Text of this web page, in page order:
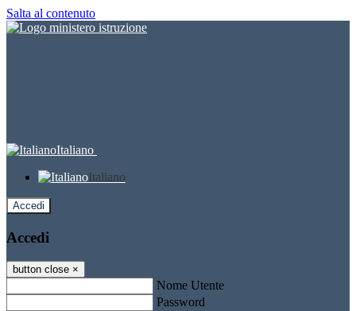
Salta al contenuto
Italiano
Italiano
Accedi
Accedi
button close ×
Nome Utente
Password